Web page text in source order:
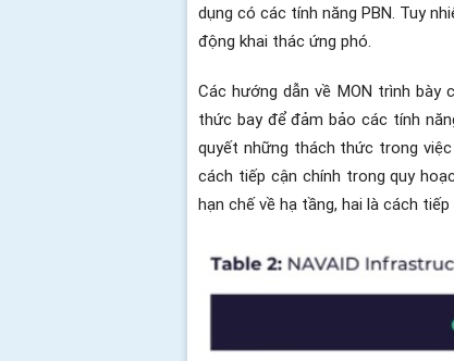
dụng có các tính năng PBN. Tuy
động khai thác ứng phó.
Các hướng dẫn về MON trình
thức bay để đảm bảo các tính
quyết những thách thức trong
cách tiếp cận chính trong quy
hạn chế về hạ tầng, hai là cách